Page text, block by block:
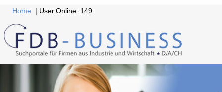
Home | User Online: 149